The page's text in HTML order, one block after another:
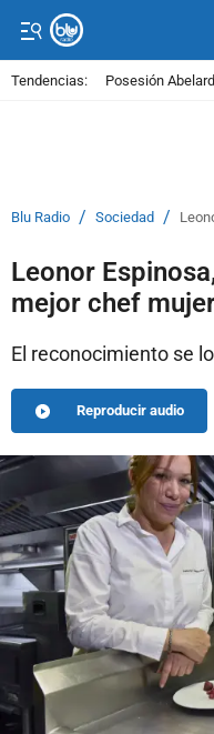
Tendencias: Posesión
Blu Radio / Sociedad /
Leonor
mejor chef
El reconocimiento se lo
Reproducir audio